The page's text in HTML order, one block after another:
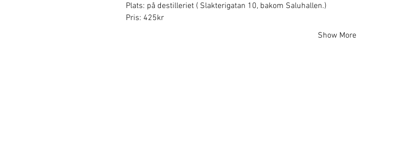
Plats: på destilleriet ( Slakterigatan 10, bakom Saluhallen.)
Pris: 425kr
Show More